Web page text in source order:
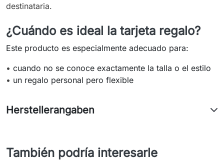
destinataria.
¿Cuándo es ideal la tarjeta regalo?
Este producto es especialmente adecuado para:
• cuando no se conoce exactamente la talla o el estilo
• un regalo personal pero flexible
Herstellerangaben
También podría interesarle